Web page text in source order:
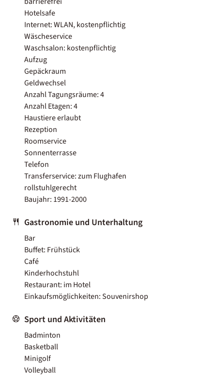
Hotelsafe
Internet: WLAN, kostenpflichtig
Wäscheservice
Waschsalon: kostenpflichtig
Aufzug
Gepäckraum
Geldwechsel
Anzahl Tagungsräume: 4
Anzahl Etagen: 4
Haustiere erlaubt
Rezeption
Roomservice
Sonnenterrasse
Telefon
Transferservice: zum Flughafen
rollstuhlgerecht
Baujahr: 1991-2000
Gastronomie und Unterhaltung
Bar
Buffet: Frühstück
Café
Kinderhochstuhl
Restaurant: im Hotel
Einkaufsmöglichkeiten: Souvenirshop
Sport und Aktivitäten
Badminton
Basketball
Minigolf
Volleyball